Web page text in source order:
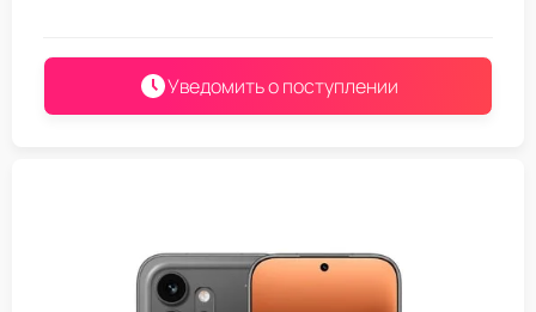
Уведомить о поступлении